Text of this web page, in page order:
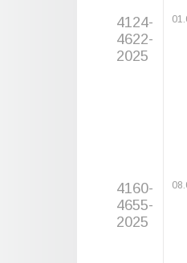
4124-
4622-
2025
4160-
4655-
2025